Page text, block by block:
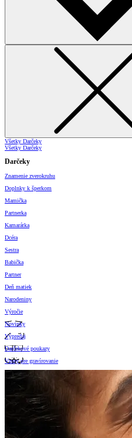
Všetky Darčeky
Všetky Darčeky
Darčeky
Znamenie zverokruhu
Doplnky k šperkom
Mamička
Partnerka
Kamarátka
Dcéra
Sestra
Babička
Partner
Deň matiek
Narodeniny
Výročie
Novinky
Výpredaj
Darčekové poukazy
Vzory pre gravírovanie